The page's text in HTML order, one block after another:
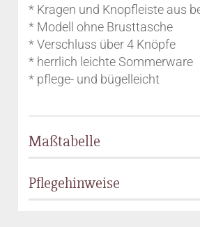
* Kragen und Knopfleiste aus
* Modell ohne Brusttasche
* Verschluss über 4 Knöpfe
* herrlich leichte Sommerware
* pflege- und bügelleicht
Maßtabelle
Pflegehinweise